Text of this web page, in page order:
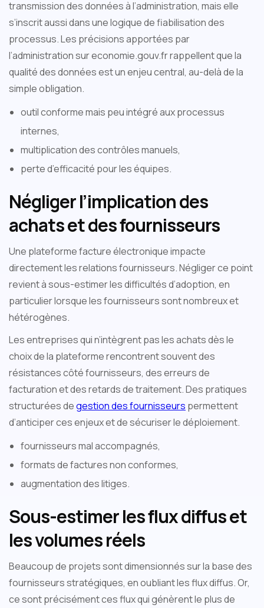
transmission des données à l’administration, mais elle
s’inscrit aussi dans une logique de fiabilisation des
processus. Les précisions apportées par
l’administration sur economie.gouv.fr rappellent que la
qualité des données est un enjeu central, au-delà de la
simple obligation.
outil conforme mais peu intégré aux processus
internes,
multiplication des contrôles manuels,
perte d’efficacité pour les équipes.
Négliger l’implication des
achats et des fournisseurs
Une plateforme facture électronique impacte
directement les relations fournisseurs. Négliger ce point
revient à sous-estimer les difficultés d’adoption, en
particulier lorsque les fournisseurs sont nombreux et
hétérogènes.
Les entreprises qui n’intègrent pas les achats dès le
choix de la plateforme rencontrent souvent des
résistances côté fournisseurs, des erreurs de
facturation et des retards de traitement. Des pratiques
structurées degestion des fournisseurs permettent
d’anticiper ces enjeux et de sécuriser le déploiement.
fournisseurs mal accompagnés,
formats de factures non conformes,
augmentation des litiges.
Sous-estimer les flux diffus et
les volumes réels
Beaucoup de projets sont dimensionnés sur la base des
fournisseurs stratégiques, en oubliant les flux diffus. Or,
ce sont précisément ces flux qui génèrent le plus de